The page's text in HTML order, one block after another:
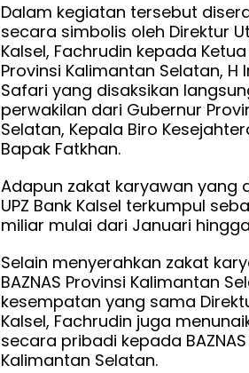
Dalam kegiatan tersebut
secara simbolis oleh Direktur
Kalsel, Fachrudin kepada Ketua
Provinsi Kalimantan Selatan, H
Safari yang disaksikan
perwakilan dari Gubernur
Selatan, Kepala Biro
Bapak Fatkhan.
Adapun zakat karyawan yang
UPZ Bank Kalsel terkumpul
miliar mulai dari Januari
Selain menyerahkan zakat
BAZNAS Provinsi Kalimantan
kesempatan yang sama
Kalsel, Fachrudin juga
secara pribadi kepada
Kalimantan Selatan.